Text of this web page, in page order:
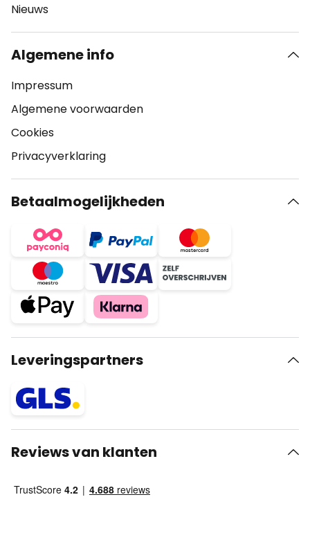
Nieuws
Algemene info
Impressum
Algemene voorwaarden
Cookies
Privacyverklaring
Betaalmogelijkheden
Leveringspartners
Reviews van klanten